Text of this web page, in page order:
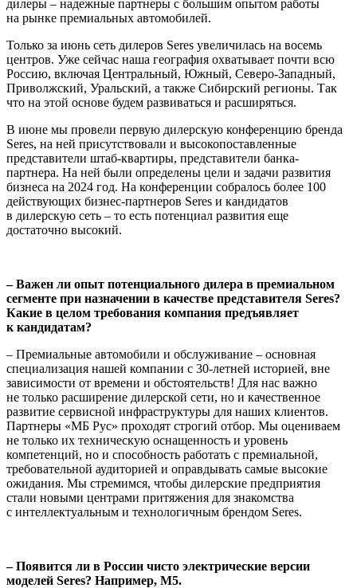
дилеры – надежные партнеры с большим опытом работы
на рынке премиальных автомобилей.
Только за июнь сеть дилеров Seres увеличилась на восемь
центров. Уже сейчас наша география охватывает почти всю
Россию, включая Центральный, Южный, Северо-Западный,
Приволжский, Уральский, а также Сибирский регионы. Так
что на этой основе будем развиваться и расширяться.
В июне мы провели первую дилерскую конференцию бренда
Seres, на ней присутствовали и высокопоставленные
представители штаб-квартиры, представители банка-
партнера. На ней были определены цели и задачи развития
бизнеса на 2024 год. На конференции собралось более 100
действующих бизнес-партнеров Seres и кандидатов
в дилерскую сеть – то есть потенциал развития еще
достаточно высокий.
– Важен ли опыт потенциального дилера в премиальном
сегменте при назначении в качестве представителя Seres?
Какие в целом требования компания предъявляет
к кандидатам?
– Премиальные автомобили и обслуживание – основная
специализация нашей компании с 30-летней историей, вне
зависимости от времени и обстоятельств! Для нас важно
не только расширение дилерской сети, но и качественное
развитие сервисной инфраструктуры для наших клиентов.
Партнеры «МБ Рус» проходят строгий отбор. Мы оцениваем
не только их техническую оснащенность и уровень
компетенций, но и способность работать с премиальной,
требовательной аудиторией и оправдывать самые высокие
ожидания. Мы стремимся, чтобы дилерские предприятия
стали новыми центрами притяжения для знакомства
с интеллектуальным и технологичным брендом Seres.
– Появится ли в России чисто электрические версии
моделей Seres? Например, M5.